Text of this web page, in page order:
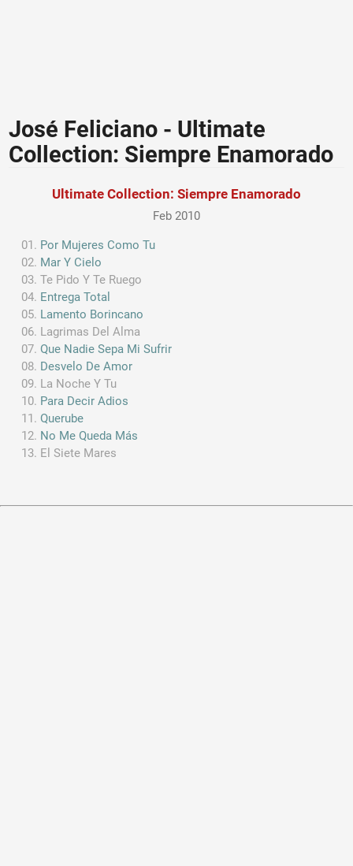
José Feliciano - Ultimate
Collection: Siempre Enamorado
Ultimate Collection: Siempre Enamorado
Feb 2010
Por Mujeres Como Tu
Mar Y Cielo
Te Pido Y Te Ruego
Entrega Total
Lamento Borincano
Lagrimas Del Alma
Que Nadie Sepa Mi Sufrir
Desvelo De Amor
La Noche Y Tu
Para Decir Adios
Querube
No Me Queda Más
El Siete Mares